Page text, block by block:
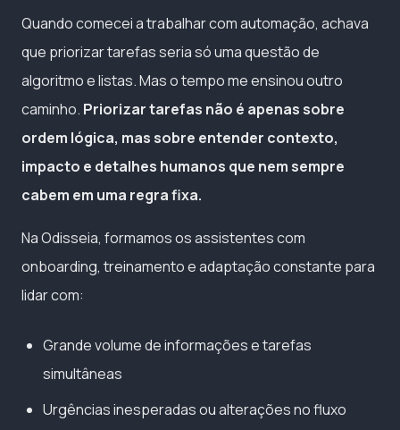
Quando comecei a trabalhar com automação, achava
que priorizar tarefas seria só uma questão de
algoritmo e listas. Mas o tempo me ensinou outro
caminho. Priorizar tarefas não é apenas sobre
ordem lógica, mas sobre entender contexto,
impacto e detalhes humanos que nem sempre
cabem em uma regra fixa.
Na Odisseia, formamos os assistentes com
onboarding, treinamento e adaptação constante para
lidar com:
Grande volume de informações e tarefas
simultâneas
Urgências inesperadas ou alterações no fluxo